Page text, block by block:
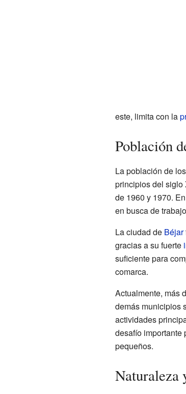
este, limita con la
Población
La población de
principios del siglo
de 1960 y 1970.
en busca de
La ciudad de Béjar
gracias a su fuerte
suficiente para
comarca.
Actualmente, más
demás municipios
actividades
desafío importante
pequeños.
Naturaleza